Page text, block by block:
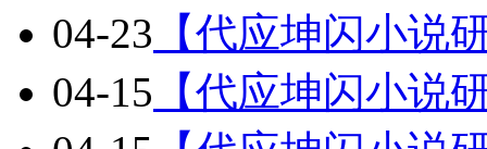
04-23 【代应坤闪小说
04-15 【代应坤闪小说